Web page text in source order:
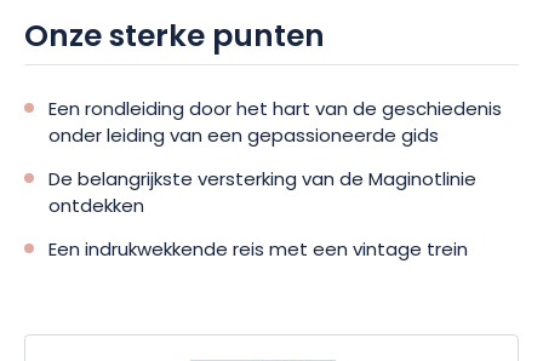
Onze sterke punten
Een rondleiding door het hart van de geschiedenis
onder leiding van een gepassioneerde gids
De belangrijkste versterking van de Maginotlinie
ontdekken
Een indrukwekkende reis met een vintage trein